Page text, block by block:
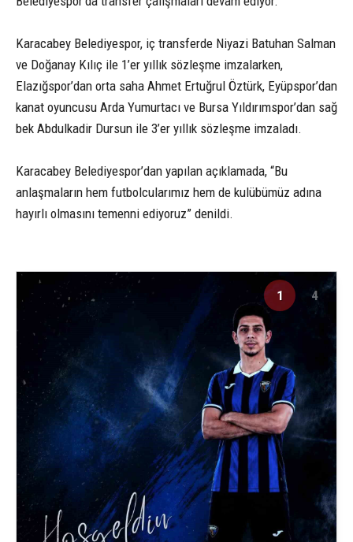
Karacabey Belediyespor, iç transferde Niyazi Batuhan Salman
ve Doğanay Kılıç ile 1’er yıllık sözleşme imzalarken,
Elazığspor’dan orta saha Ahmet Ertuğrul Öztürk, Eyüpspor’dan
kanat oyuncusu Arda Yumurtacı ve Bursa Yıldırımspor’dan sağ
bek Abdulkadir Dursun ile 3’er yıllık sözleşme imzaladı.
Karacabey Belediyespor’dan yapılan açıklamada, “Bu
anlaşmaların hem futbolcularımız hem de kulübümüz adına
hayırlı olmasını temenni ediyoruz” denildi.
1 4